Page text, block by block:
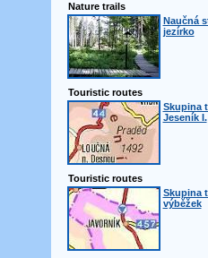
Nature trails
Naučná
jezírko
Touristic routes
Skupina
Jeseník I.
Touristic routes
Skupina
výběžek